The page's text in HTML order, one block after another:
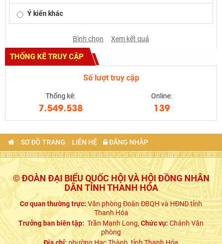
Ý kiến khác
Bình chọn Xem kết quả
THỐNG KÊ TRUY CẬP
Số lượt truy cập
Thống kê:
7.549.538
Online:
139
SƠ ĐỒ TRANG LIÊN HỆ ĐĂNG NHẬP
© ĐOÀN ĐẠI BIỂU QUỐC HỘI VÀ HỘI ĐỒNG NHÂN
DÂN TỈNH THANH HÓA
Cơ quan thường trực:Văn phòng Đoàn ĐBQH và HĐND tỉnh
Thanh Hóa
Trưởng ban biên tập: Trần Mạnh Long,Chức vụ:Chánh Văn
phòng
Địa chỉ: phường Hạc Thành, tỉnh Thanh Hóa